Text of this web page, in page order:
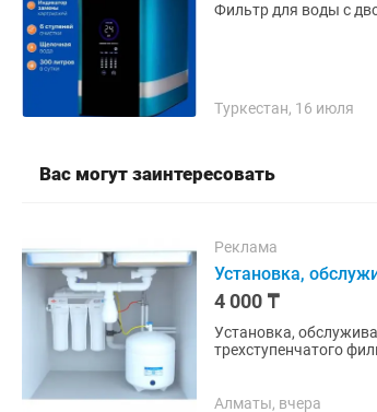
Туркестан, 16 июля
Вас могут заинтересовать
Реклама
Установка,
4 000 ₸
Установка, обслуживание фильтров воды.
трехступенчатого фильтра - 8 000 Установка фильтра
Алматы, вчера